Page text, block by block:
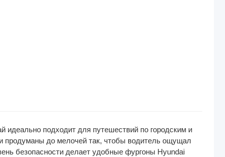
идеально подходит для путешествий по городским и
продуманы до мелочей так, чтобы водитель ощущал
безопасности делает удобные фургоны Hyundai